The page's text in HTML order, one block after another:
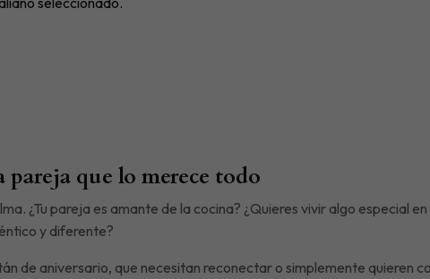
que lo merece todo
¿Tu pareja es amante de la cocina? ¿Quieres vivir algo especial
y diferente?
de aniversario, que necesitan reconectar o simplemente quieren